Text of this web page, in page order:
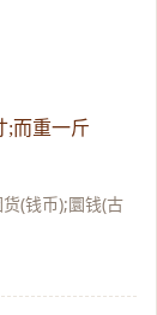
;而重一斤
(钱币);圜钱(古